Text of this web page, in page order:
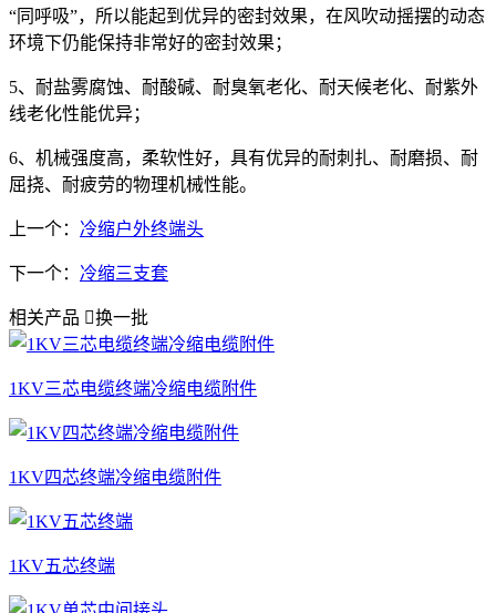
“同呼吸”，所以能起到优异的密封效果，在风吹动摇摆的动态
环境下仍能保持非常好的密封效果；
5、耐盐雾腐蚀、耐酸碱、耐臭氧老化、耐天候老化、耐紫外
线老化性能优异；
6、机械强度高，柔软性好，具有优异的耐刺扎、耐磨损、耐
屈挠、耐疲劳的物理机械性能。
上一个： 冷缩户外终端头
下一个： 冷缩三支套
相关产品 换一批
1KV三芯电缆终端冷缩电缆附件
1KV四芯终端冷缩电缆附件
1KV五芯终端